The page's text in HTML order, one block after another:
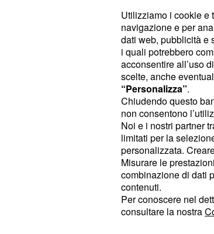
Coloro che intendono
devono essere in
Istruttore direttivo
Diploma di laurea
Oppure, diploma di
Utilizziamo i cookie e
navigazione e per
dati web, pubblicità e
i quali potrebbero
acconsentire all’uso
scelte, anche
“Personalizza”.
Chiudendo questo
non consentono
Noi e i nostri partner
limitati per la
personalizzata.
Misurare le
combinazione di dati
contenuti.
Per conoscere nel
consultare la nostra